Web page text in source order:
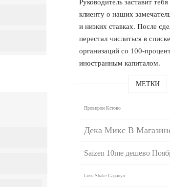
Руководитель заставит
клиенту о наших
и низких ставках. После
перестал числиться в
организаций со 100-
иностранным капиталом.
МЕТКИ
Провирон Кстово
Дека Микс В
Saizen 10me дешево
Loss Shake Сарапул